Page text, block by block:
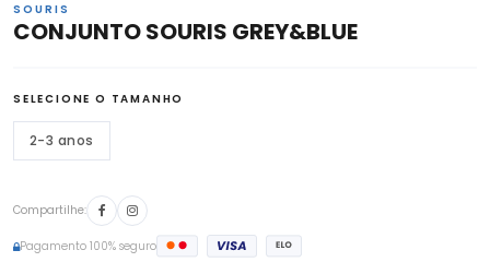
SOURIS
CONJUNTO SOURIS GREY&BLUE
SELECIONE O TAMANHO
2-3 anos
Compartilhe:
Pagamento 100% seguro